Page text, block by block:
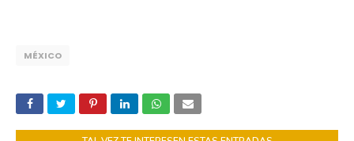
MÉXICO